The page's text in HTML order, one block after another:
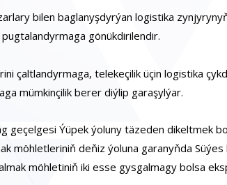
bilen baglanyşdyrýan logistika
gönükdirilendir.
çaltlandyrmaga, telekeçilik üçin logistika
mümkinçilik berer diýlip garaşylýar.
geçelgesi Ýüpek ýoluny täzeden dikeltmek
möhletleriniň deňiz ýoluna garanyňda
möhletiniň iki esse gysgalmagy bolsa